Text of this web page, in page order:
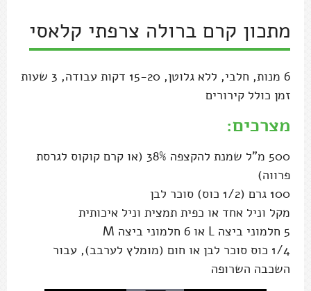
מתכון קרם ברולה צרפתי קלאסי
6 מנות, חלבי, ללא גלוטן, 15-20 דקות עבודה, 3 שעות
זמן כולל קירורים
מצרכים:
500 מ"ל שמנת להקצפה 38% (או קרם קוקוס לגרסת
פרווה)
100 גרם (1/2 כוס) סוכר לבן
מקל וניל אחד או כפית תמצית וניל איכותית
5 חלמוני ביצה L או 6 חלמוני ביצה M
1/4 כוס סוכר לבן או חום (מומלץ לערבב), עבור
השכבה השרופה